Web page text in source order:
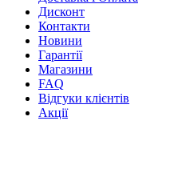
Дисконт
Контакти
Новини
Гарантії
Магазини
FAQ
Відгуки клієнтів
Акції